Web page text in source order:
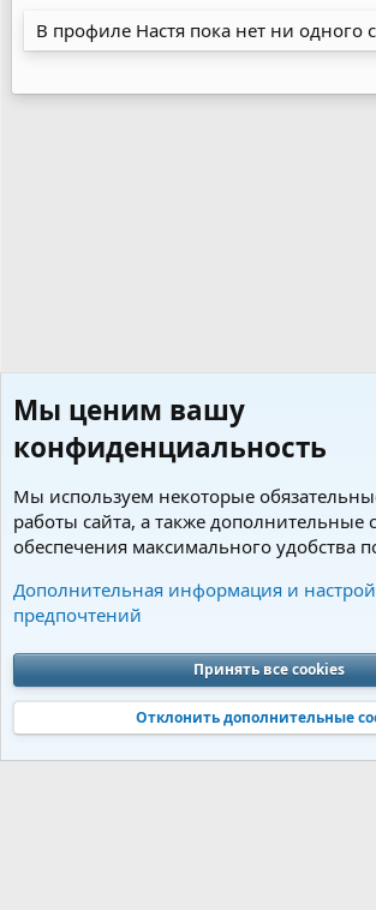
В профиле Настя пока нет ни одного
Пользователи
Cookies Charm by DCom
Обратная связь
Условия и правила
Политика конфиденциальности
Помощь
Community platform by XenForo® © 2010-2026 XenForo
Jumuro®|Media embeds via s9e/MediaSites
Мы ценим вашу
конфиденциальность
Мы используем некоторые
работы сайта, а также дополнительные
обеспечения максимального удобства
Дополнительная информация и
предпочтений
Принять все cookies
Отклонить дополнительные